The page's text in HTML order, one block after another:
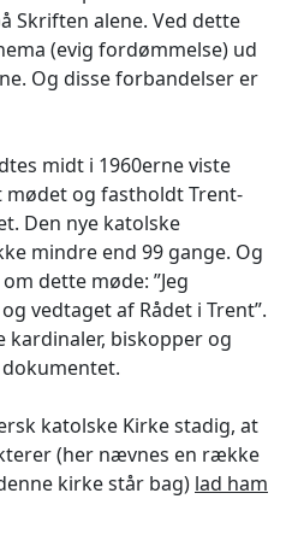
Skriften alene. Ved dette
(evig fordømmelse) ud
Og disse forbandelser er
midt i 1960erne viste
mødet og fastholdt Trent-
Den nye katolske
mindre end 99 gange. Og
dette møde: ”Jeg
vedtaget af Rådet i Trent”.
kardinaler, biskopper og
katolske Kirke stadig, at
(her nævnes en række
kirke står bag) lad ham